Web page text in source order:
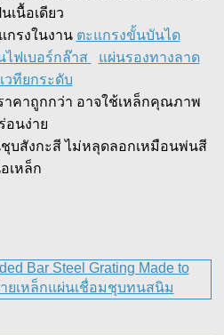
เนื้อเดียว
กรงในงาน ตะแกรงขั้นบันได
ฟเบอร์กล๊าส
แผ่นรองทางลาด
ทียกระดับ
าคาถูกกว่า อาจใช้เหล็กคุณภาพ
อนง่าย
บสังกะสี ไม่หลุดลอกเหมือนพ่นสี
เหล็ก